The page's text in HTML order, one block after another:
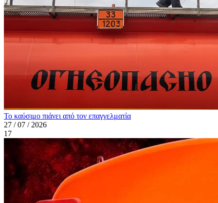
Το καύσιμο πιάνει από τον επαγγελματία
27 / 07 / 2026
17